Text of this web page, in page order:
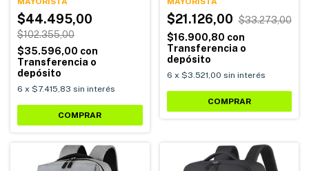
$44.495,00
$102.355,00
$35.596,00 con
Transferencia o
depósito
6 x $7.415,83 sin interés
COMPRAR
$21.126,00 $33.273,00
$16.900,80 con
Transferencia o
depósito
6 x $3.521,00 sin interés
COMPRAR